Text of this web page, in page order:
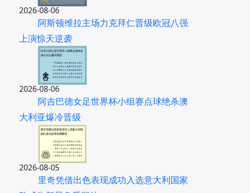
2026-08-06
阿斯顿维拉主场力克拜仁晋级欧冠八强
上演惊天逆袭
2026-08-06
阿吉巴德女足世界杯小组赛点球绝杀澳
大利亚爆冷晋级
2026-08-05
里奇凭借出色表现成功入选意大利国家